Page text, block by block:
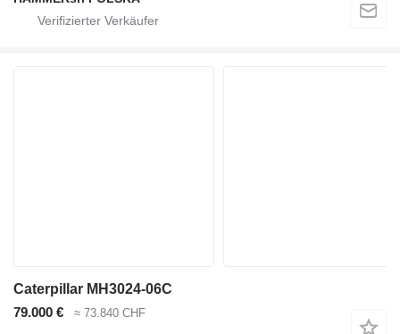
Caterpillar MH3024-06C
79.000 €
≈ 73.840 CHF